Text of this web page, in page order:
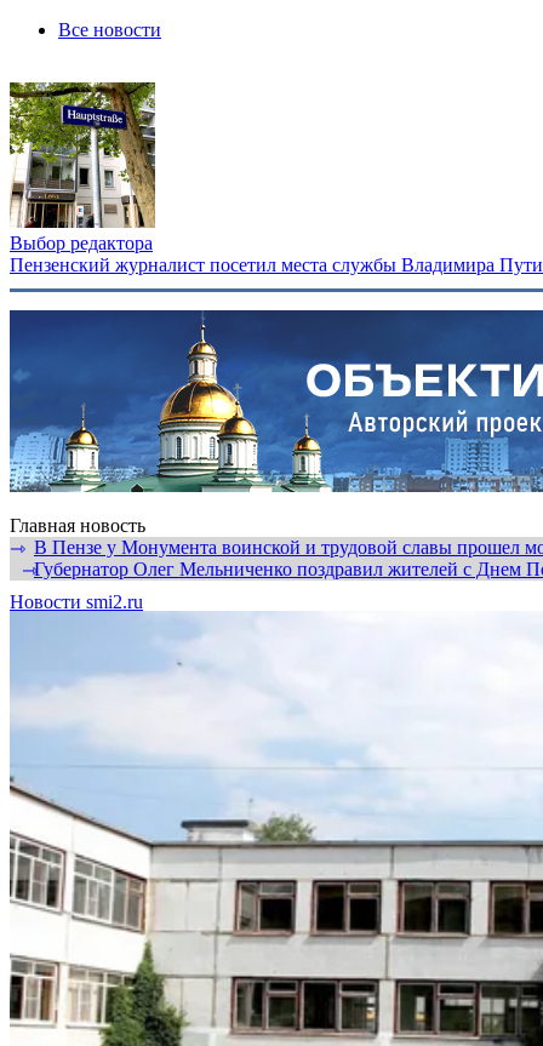
Все новости
Выбор редактора
Пензенский журналист посетил места службы Владимира
Главная новость
⇾ В Пензе у Монумента воинской и трудовой славы прошел
⇾Губернатор Олег Мельниченко поздравил жителей с Днем
Новости smi2.ru